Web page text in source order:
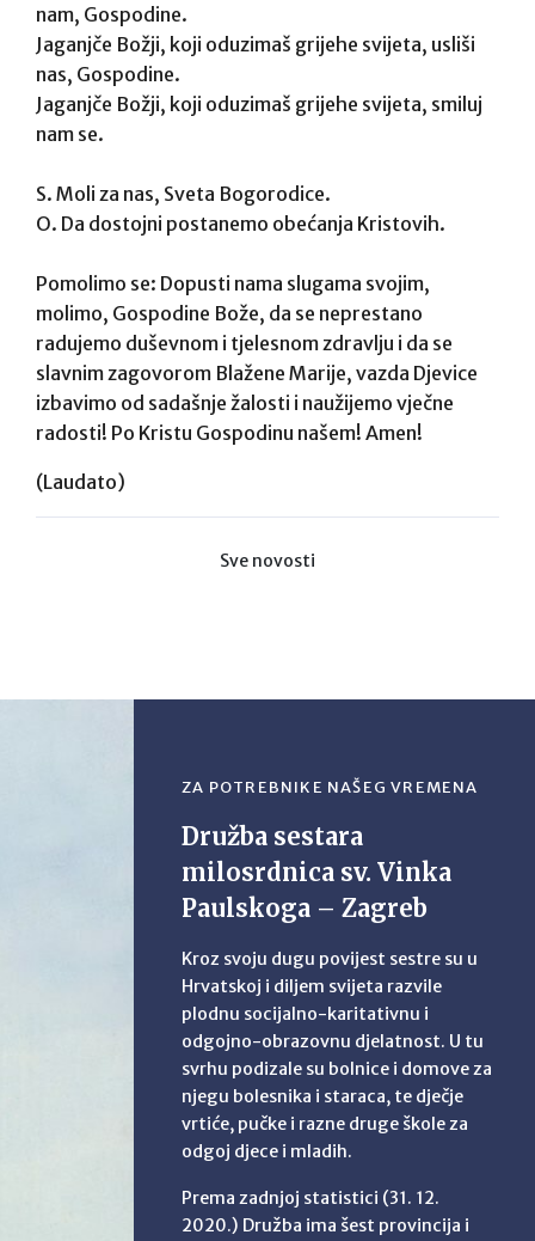
nam, Gospodine.
Jaganjče Božji, koji oduzimaš grijehe svijeta, usliši
nas, Gospodine.
Jaganjče Božji, koji oduzimaš grijehe svijeta, smiluj
nam se.
S. Moli za nas, Sveta Bogorodice.
O. Da dostojni postanemo obećanja Kristovih.
Pomolimo se: Dopusti nama slugama svojim,
molimo, Gospodine Bože, da se neprestano
radujemo duševnom i tjelesnom zdravlju i da se
slavnim zagovorom Blažene Marije, vazda Djevice
izbavimo od sadašnje žalosti i naužijemo vječne
radosti! Po Kristu Gospodinu našem! Amen!
(Laudato)
Sve novosti
ZA POTREBNIKE NAŠEG VREMENA
Družba sestara
milosrdnica sv. Vinka
Paulskoga – Zagreb
Kroz svoju dugu povijest sestre su u
Hrvatskoj i diljem svijeta razvile
plodnu socijalno-karitativnu i
odgojno-obrazovnu djelatnost. U tu
svrhu podizale su bolnice i domove za
njegu bolesnika i staraca, te dječje
vrtiće, pučke i razne druge škole za
odgoj djece i mladih.
Prema zadnjoj statistici (31. 12.
2020.) Družba ima šest provincija i